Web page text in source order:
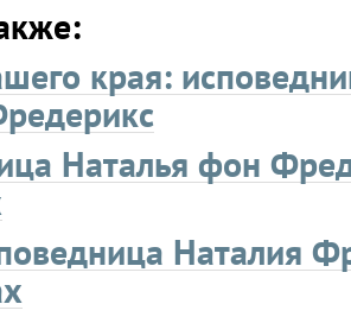
края:
Наталья фон
Наталия